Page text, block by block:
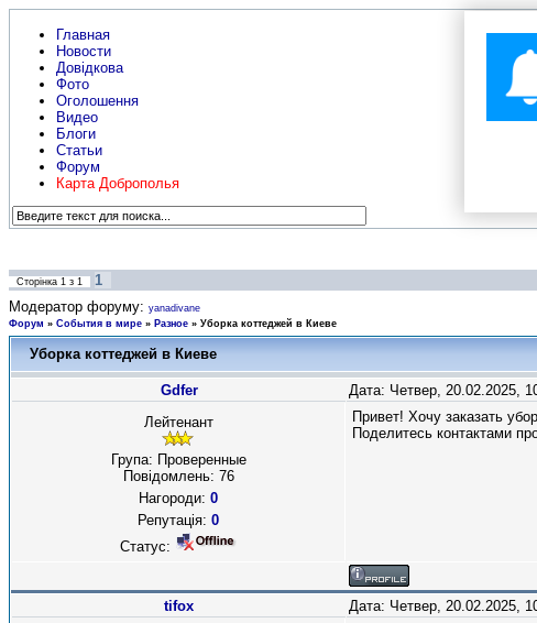
Главная
Новости
Довідкова
Фото
Оголошення
Видео
Блоги
Статьи
Форум
Карта Доброполья
Сторінка 1 з 1
1
Модератор форуму: yanadivane
Форум » События в мире » Разное » Уборка коттеджей в Киеве
Уборка коттеджей в Киеве
Gdfer Дата: Четвер, 20.02.2025,
Лейтенант
Група: Проверенные
Повідомлень: 76
Нагороди: 0
Репутація: 0
Статус:
Привет! Хочу заказать
Поделитесь контактами
tifox Дата: Четвер, 20.02.2025,